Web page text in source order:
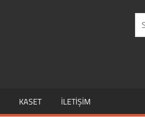
KASET İLETIŞIM